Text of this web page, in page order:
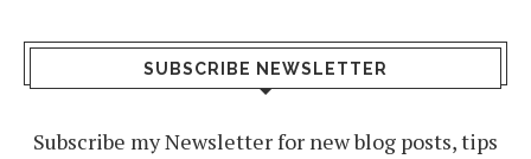
SUBSCRIBE NEWSLETTER
Subscribe my Newsletter for new blog posts, tips